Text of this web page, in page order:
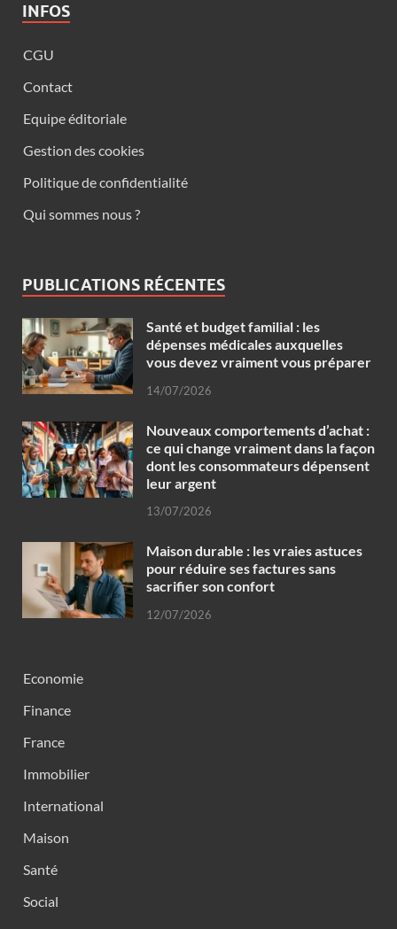
INFOS
CGU
Contact
Equipe éditoriale
Gestion des cookies
Politique de confidentialité
Qui sommes nous ?
PUBLICATIONS RÉCENTES
Santé et budget familial : les
dépenses médicales auxquelles
vous devez vraiment vous préparer
14/07/2026
Nouveaux comportements d’achat :
ce qui change vraiment dans la façon
dont les consommateurs dépensent
leur argent
13/07/2026
Maison durable : les vraies astuces
pour réduire ses factures sans
sacrifier son confort
12/07/2026
Economie
Finance
France
Immobilier
International
Maison
Santé
Social